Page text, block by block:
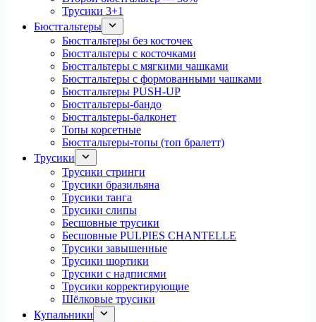
Трусики 3+1
Бюстгальтеры
Бюстгальтеры без косточек
Бюстгальтеры с косточками
Бюстгальтеры с мягкими чашками
Бюстгальтеры с формованными чашками
Бюстгальтеры PUSH-UP
Бюстгальтеры-бандо
Бюстгальтеры-балконет
Топы корсетные
Бюстгальтеры-топы (топ бралетт)
Трусики
Трусики стринги
Трусики бразильяна
Трусики танга
Трусики слипы
Бесшовные трусики
Бесшовные PULPIES CHANTELLE
Трусики завышенные
Трусики шортики
Трусики с надписями
Трусики корректирующие
Шёлковые трусики
Купальники